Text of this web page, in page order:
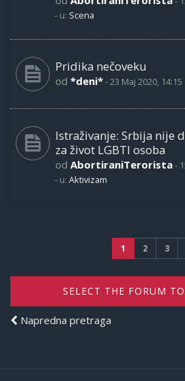
- u: Scena
Pridika nečoveku
od *deni*-23 Maj 2020, 14:15
Istraživanje: Srbija nije
za život LGBTI osoba
od AbortiraniTerorista-
- u: Aktivizam
1 2 3
SELECT THE FORUM
Napredna pretraga